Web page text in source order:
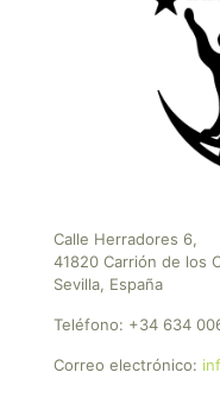
Calle Herradores 6,
41820 Carrión de los
Sevilla, España
Teléfono: +34 634
Correo electrónico: